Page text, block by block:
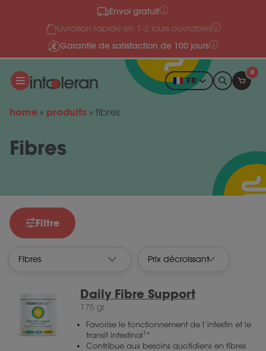
Envoi gratuit
Livraison rapide en 1-2 jours ouvrables
Garantie de satisfaction de 100 jours
FR
0
home » produits » fibres
Fibres
Filtre
Daily Fibre Support
175 gr
Favorise le fonctionnement de l’intestin et le
transit intestinal1 *
Contribue aux besoins quotidiens en fibres